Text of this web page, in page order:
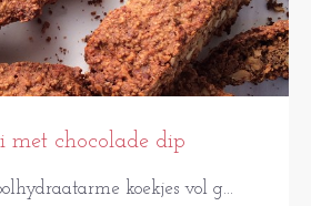
met chocolade dip
koekjes vol g...